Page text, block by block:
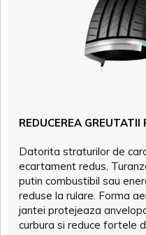
REDUCEREA GREUTATII
Datorita straturilor de
ecartament redus,
putin combustibil sau
reduse la rulare. Forma
jantei protejeaza
curbura si reduce fortele